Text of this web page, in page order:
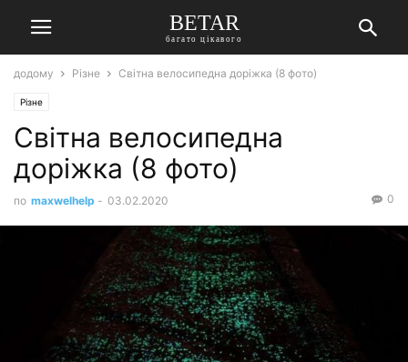
BETAR
багато цікавого
додому Різне Світна велосипедна доріжка (8 фото)
Різне
Світна велосипедна
доріжка (8 фото)
по maxwelhelp - 03.02.2020 0